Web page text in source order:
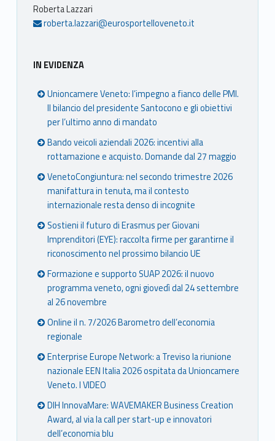
Roberta Lazzari
roberta.lazzari@eurosportelloveneto.it
IN EVIDENZA
Unioncamere Veneto: l’impegno a fianco delle PMI.
Il bilancio del presidente Santocono e gli obiettivi
per l’ultimo anno di mandato
Bando veicoli aziendali 2026: incentivi alla
rottamazione e acquisto. Domande dal 27 maggio
VenetoCongiuntura: nel secondo trimestre 2026
manifattura in tenuta, ma il contesto
internazionale resta denso di incognite
Sostieni il futuro di Erasmus per Giovani
Imprenditori (EYE): raccolta firme per garantirne il
riconoscimento nel prossimo bilancio UE
Formazione e supporto SUAP 2026: il nuovo
programma veneto, ogni giovedì dal 24 settembre
al 26 novembre
Online il n. 7/2026 Barometro dell’economia
regionale
Enterprise Europe Network: a Treviso la riunione
nazionale EEN Italia 2026 ospitata da Unioncamere
Veneto. I VIDEO
DIH InnovaMare: WAVEMAKER Business Creation
Award, al via la call per start-up e innovatori
dell’economia blu